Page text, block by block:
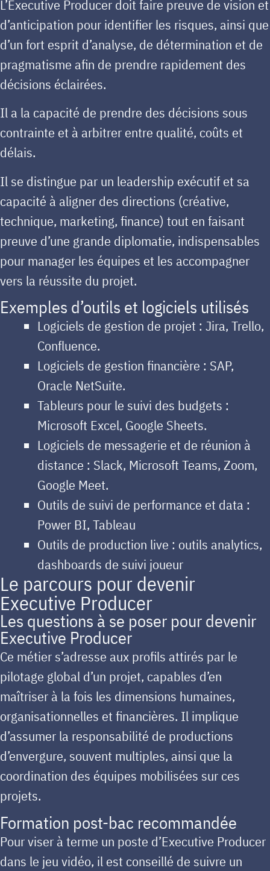
L’Executive Producer doit faire preuve de vision et
d’anticipation pour identifier les risques, ainsi que
d’un fort esprit d’analyse, de détermination et de
pragmatisme afin de prendre rapidement des
décisions éclairées.
Il a la capacité de prendre des décisions sous
contrainte et à arbitrer entre qualité, coûts et
délais.
Il se distingue par un leadership exécutif et sa
capacité à aligner des directions (créative,
technique, marketing, finance) tout en faisant
preuve d’une grande diplomatie, indispensables
pour manager les équipes et les accompagner
vers la réussite du projet.
Exemples d’outils et logiciels utilisés
Logiciels de gestion de projet : Jira, Trello,
Confluence.
Logiciels de gestion financière : SAP,
Oracle NetSuite.
Tableurs pour le suivi des budgets :
Microsoft Excel, Google Sheets.
Logiciels de messagerie et de réunion à
distance : Slack, Microsoft Teams, Zoom,
Google Meet.
Outils de suivi de performance et data :
Power BI, Tableau
Outils de production live : outils analytics,
dashboards de suivi joueur
Le parcours pour devenir
Executive Producer
Les questions à se poser pour devenir
Executive Producer
Ce métier s’adresse aux profils attirés par le
pilotage global d’un projet, capables d’en
maîtriser à la fois les dimensions humaines,
organisationnelles et financières. Il implique
d’assumer la responsabilité de productions
d’envergure, souvent multiples, ainsi que la
coordination des équipes mobilisées sur ces
projets.
Formation post-bac recommandée
Pour viser à terme un poste d’Executive Producer
dans le jeu vidéo, il est conseillé de suivre un